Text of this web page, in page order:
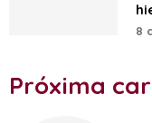
8
Próxima